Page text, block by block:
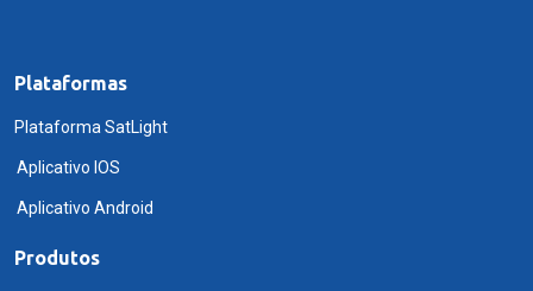
Plataformas
Plataforma SatLight
Aplicativo IOS
Aplicativo Android
Produtos